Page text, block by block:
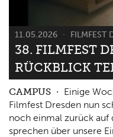
11.05.2026 FILMFEST
38. FILMFEST
RÜCKBLICK
CAMPUS
Einige
Filmfest Dresden nun
noch einmal zurück
sprechen über unsere